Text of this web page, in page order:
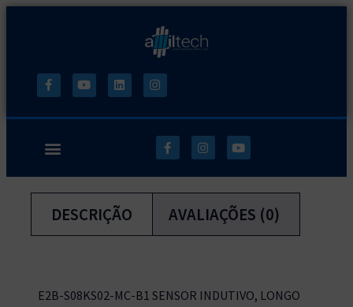
DESCRIÇÃO AVALIAÇÕES (0)
E2B-S08KS02-MC-B1 SENSOR INDUTIVO, LONGO